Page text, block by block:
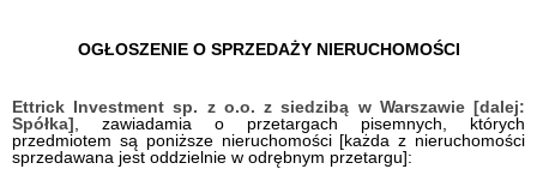
OGŁOSZENIE O SPRZEDAŻY NIERUCHOMOŚCI
Ettrick Investment sp. z o.o. z siedzibą w Warszawie [dalej:
Spółka] , zawiadamia o przetargach pisemnych, których
przedmiotem są poniższe nieruchomości [każda z nieruchomości
sprzedawana jest oddzielnie w odrębnym przetargu]: